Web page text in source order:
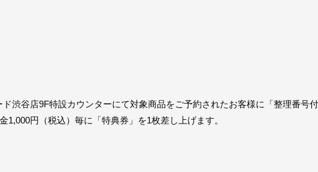
渋谷店9F特設カウンターにて対象商品をご予約されたお客様に「整理番号
1,000円（税込）毎に「特典券」を1枚差し上げます。